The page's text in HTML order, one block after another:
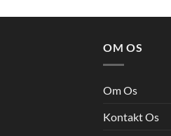
OM OS
Om Os
Kontakt Os